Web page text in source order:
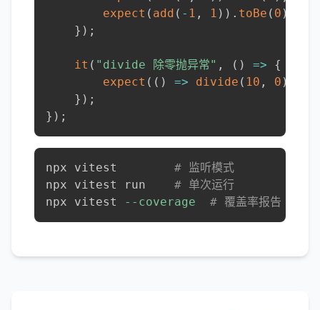
expect ( add ( - 1 , 1 ) ) . toBe ( 0 )
} ) ;
it ( "divide 除零抛异常" , ( ) =>
{
expect ( ( ) => divide ( 10 , 0 )
} ) ;
} ) ;
npx vitest # 监听模式
npx vitest run # 单次运行
npx vitest
--coverage # 覆盖率报告